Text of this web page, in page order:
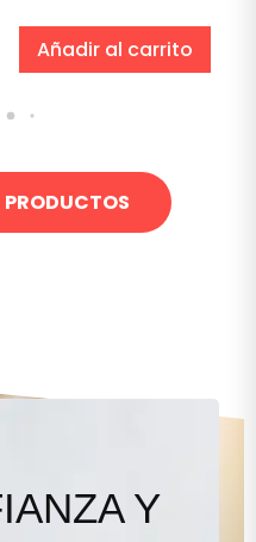
Añadir al carrito
PRODUCTOS
Y